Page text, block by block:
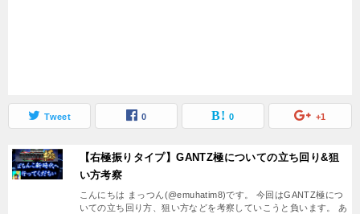
Tweet 0 0 +1
【右極振りタイプ】GANTZ極についての立ち回り&狙
い方考察
こんにちは まっつん(@emuhatim8)です。 今回はGANTZ極につ
いての立ち回り方、狙い方などを考察していこうと負います。 あ